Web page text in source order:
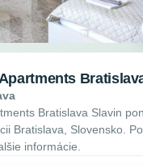
Bratislava Slavin
Bratislava, Slovensko.
informácie.